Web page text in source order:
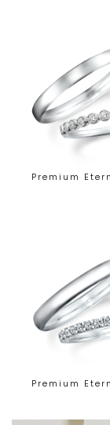
Premium
Premium